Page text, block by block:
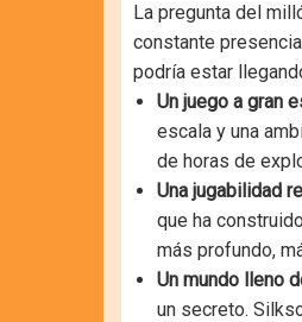
La pregunta del
constante
podría estar
Un juego a gran
escala y una
de horas de
Una jugabilidad
que ha
más profundo,
Un mundo lleno
un secreto.